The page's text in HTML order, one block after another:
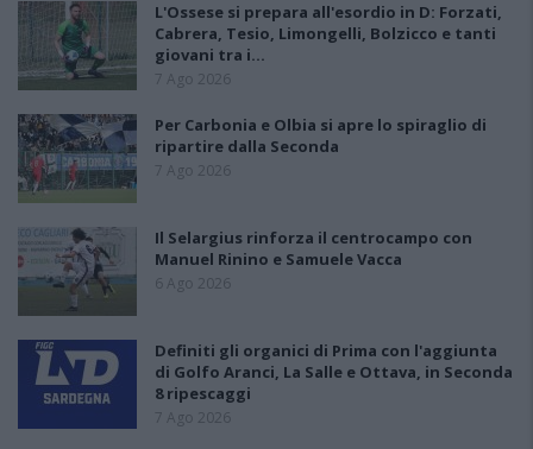
L'Ossese si prepara all'esordio in D: Forzati,
Cabrera, Tesio, Limongelli, Bolzicco e tanti
giovani tra i…
7 Ago 2026
Per Carbonia e Olbia si apre lo spiraglio di
ripartire dalla Seconda
7 Ago 2026
Il Selargius rinforza il centrocampo con
Manuel Rinino e Samuele Vacca
6 Ago 2026
Definiti gli organici di Prima con l'aggiunta
di Golfo Aranci, La Salle e Ottava, in Seconda
8 ripescaggi
7 Ago 2026